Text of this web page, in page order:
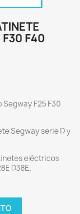
F30 F40
F25 F30
Segway serie D y
eléctricos
D38E.